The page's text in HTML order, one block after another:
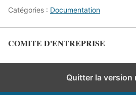
Catégories : Documentation
COMITE D'ENTREPRISE
Quitter la version